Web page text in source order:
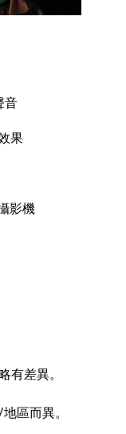
音
果
影機
有差異。
區而異。